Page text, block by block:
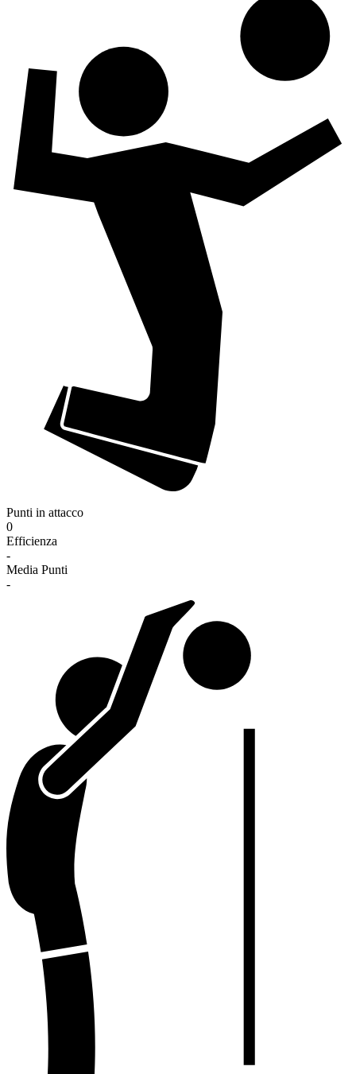
Punti in attacco
0
Efficienza
-
Media Punti
-